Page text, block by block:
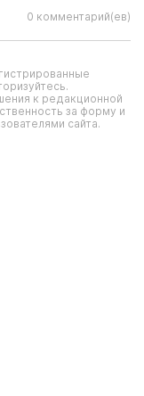
0 комментарий(ев)
к редакционной
за форму и
сайта.